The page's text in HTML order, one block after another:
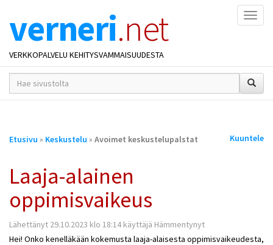
verneri.net
VERKKOPALVELU KEHITYSVAMMAISUUDESTA
hakusana(t)
*
Olet
Etusivu » Keskustelu » Avoimet keskustelupalstat Kuuntele
Laaja-alainen
oppimisvaikeus
Lähettänyt 29.10.2023 klo 18:14 käyttäjä Hämmentynyt
Hei! Onko kenelläkään kokemusta laaja-alaisesta oppimisvaikeudesta,